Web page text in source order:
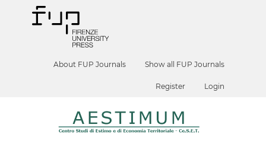
About FUP Journals Show all FUP Journals
Register Login